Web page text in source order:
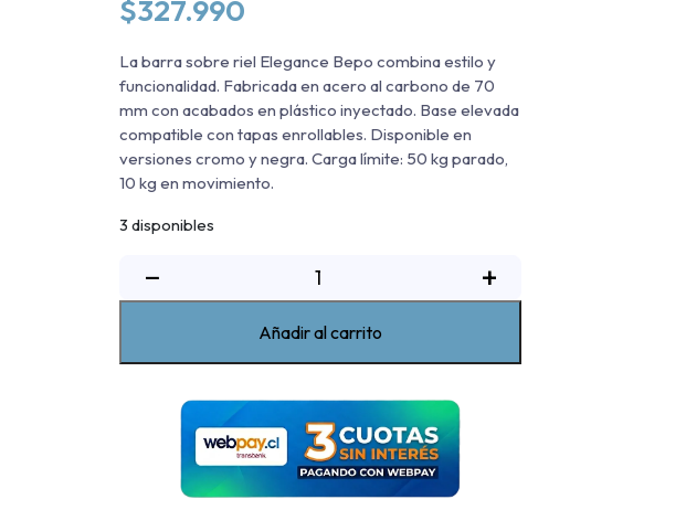
$327.990
La barra sobre riel Elegance Bepo combina estilo y
funcionalidad. Fabricada en acero al carbono de 70
mm con acabados en plástico inyectado. Base elevada
compatible con tapas enrollables. Disponible en
versiones cromo y negra. Carga límite: 50 kg parado,
10 kg en movimiento.
3 disponibles
−
Bepo
Ford
Ranger
XL/XLS/Raptor
+
Añadir al carrito